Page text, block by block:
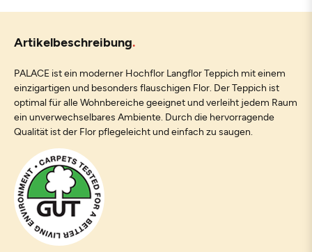
Artikelbeschreibung
PALACE ist ein moderner Hochflor Langflor Teppich mit einem
einzigartigen und besonders flauschigen Flor. Der Teppich ist
optimal für alle Wohnbereiche geeignet und verleiht jedem Raum
ein unverwechselbares Ambiente. Durch die hervorragende
Qualität ist der Flor pflegeleicht und einfach zu saugen.